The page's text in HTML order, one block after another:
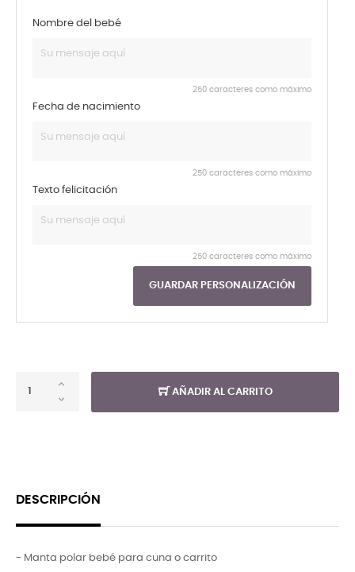
Nombre del bebé
250 caracteres como máximo
Fecha de nacimiento
250 caracteres como máximo
Texto felicitación
250 caracteres como máximo
GUARDAR PERSONALIZACIÓN
AÑADIR AL CARRITO
DESCRIPCIÓN
- Manta polar bebé para cuna o carrito